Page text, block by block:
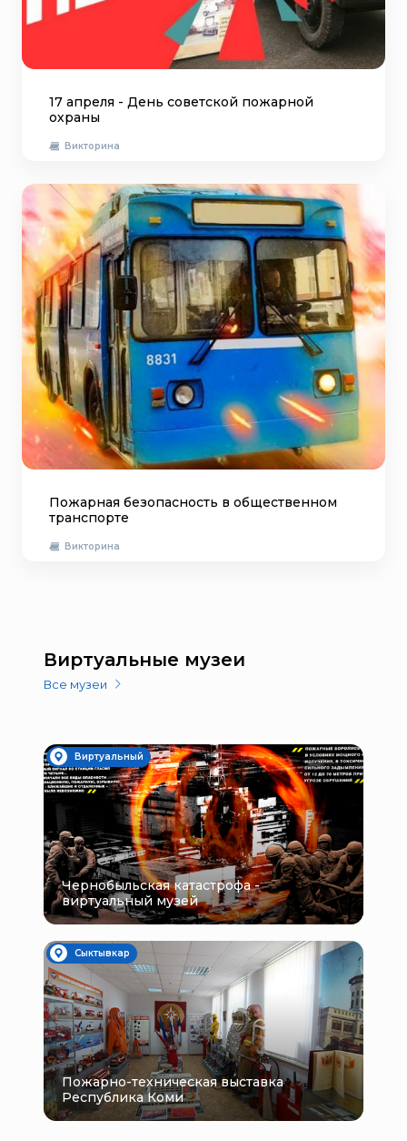
17 апреля - День советской пожарной
охраны
Викторина
Пожарная безопасность в общественном
транспорте
Викторина
Виртуальные музеи
Все музеи
Виртуальный
Чернобыльская катастрофа -
виртуальный музей
Сыктывкар
Пожарно-техническая выставка
Республика Коми